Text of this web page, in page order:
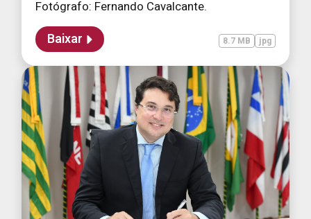
Fotógrafo: Fernando Cavalcante.
Baixar 8.7 MB jpg